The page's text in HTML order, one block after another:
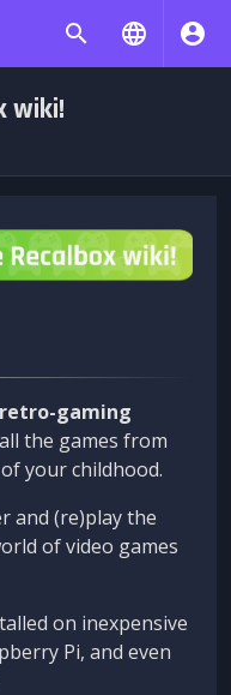
wiki!
gaming
the games from
your childhood.
and (re)play the
of video games
on inexpensive
Pi, and even